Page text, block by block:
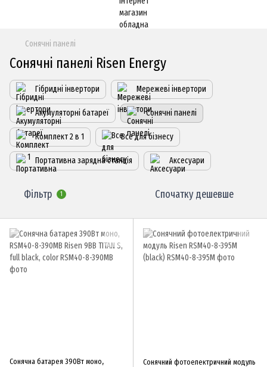
Сонячні панелі
Сонячні панелі Risen Energy
Гібридні інвертори Мережеві інвертори
Акумуляторні батареї Сонячні панелі
Комплект 2 в 1 Все для бізнесу
Портативна зарядна станція Аксесуари
Фільтр 1 Спочатку дешевше
Сонячна батарея 390Вт моно,
Сонячний фотоелектричний модуль